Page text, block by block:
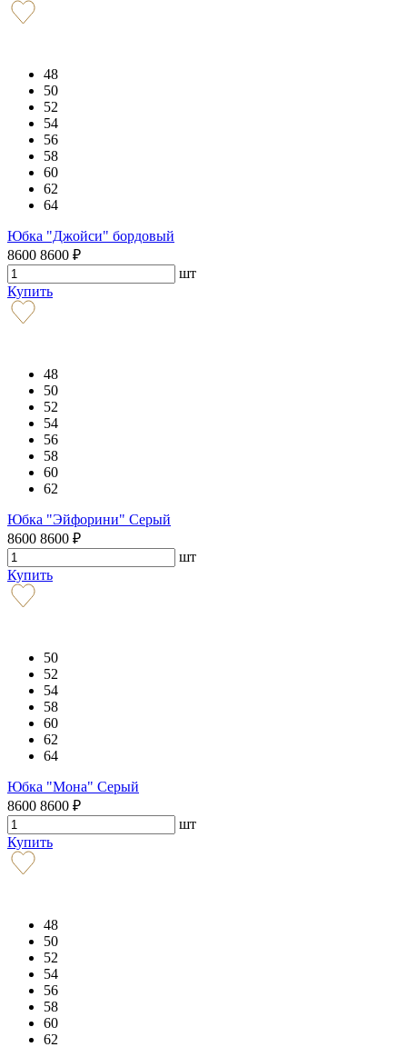
48
50
52
54
56
58
60
62
64
Юбка "Джойси" бордовый
8600 8600 ₽
шт
Купить
48
50
52
54
56
58
60
62
Юбка "Эйфорини" Серый
8600 8600 ₽
шт
Купить
50
52
54
58
60
62
64
Юбка "Мона" Серый
8600 8600 ₽
шт
Купить
48
50
52
54
56
58
60
62